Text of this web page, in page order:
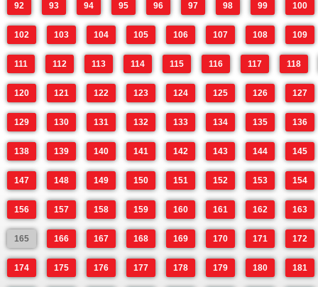
92 93 94 95 96 97 98 99 100
102 103 104 105 106 107 108 109
111 112 113 114 115 116 117 118
120 121 122 123 124 125 126 127
129 130 131 132 133 134 135 136
138 139 140 141 142 143 144 145
147 148 149 150 151 152 153 154
156 157 158 159 160 161 162 163
165 166 167 168 169 170 171 172
174 175 176 177 178 179 180 181